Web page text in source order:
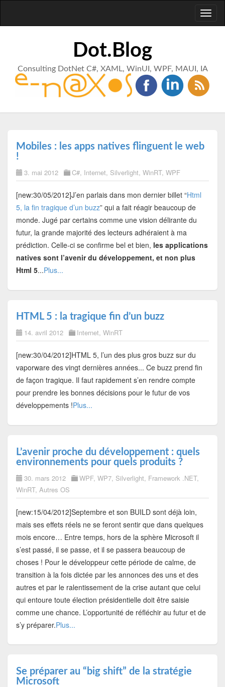
Dot.Blog
Consulting DotNet C#, XAML, WinUI, WPF, MAUI, IA
Mobiles : les apps natives flinguent le web
!
3. mai 2012 C#, Internet, Silverlight, WinRT, WPF
[new:30/05/2012]J’en parlais dans mon dernier billet “Html
5, la fin tragique d’un buzz” qui a fait réagir beaucoup de
monde. Jugé par certains comme une vision délirante du
futur, la grande majorité des lecteurs adhéraient à ma
prédiction. Celle-ci se confirme bel et bien, les applications
natives sont l’avenir du développement, et non plus
Html 5...Plus...
HTML 5 : la tragique fin d’un buzz
14. avril 2012 Internet, WinRT
[new:30/04/2012]HTML 5, l’un des plus gros buzz sur du
vaporware des vingt dernières années... Ce buzz prend fin
de façon tragique. Il faut rapidement s’en rendre compte
pour prendre les bonnes décisions pour le futur de vos
développements !Plus...
L’avenir proche du développement : quels
environnements pour quels produits ?
30. mars 2012 WPF, WP7, Silverlight, Framework .NET,
WinRT, Autres OS
[new:15/04/2012]Septembre et son BUILD sont déjà loin,
mais ses effets réels ne se feront sentir que dans quelques
mois encore… Entre temps, hors de la sphère Microsoft il
s’est passé, il se passe, et il se passera beaucoup de
choses ! Pour le développeur cette période de calme, de
transition à la fois dictée par les annonces des uns et des
autres et par le ralentissement de la crise autant que celui
qui entoure toute élection présidentielle doit être saisie
comme une chance. L’opportunité de réfléchir au futur et de
s’y préparer.Plus...
Se préparer au “big shift” de la stratégie
Microsoft